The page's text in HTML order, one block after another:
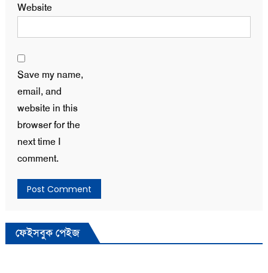
Website
Save my name,
email, and
website in this
browser for the
next time I
comment.
ফেইসবুক পেইজ